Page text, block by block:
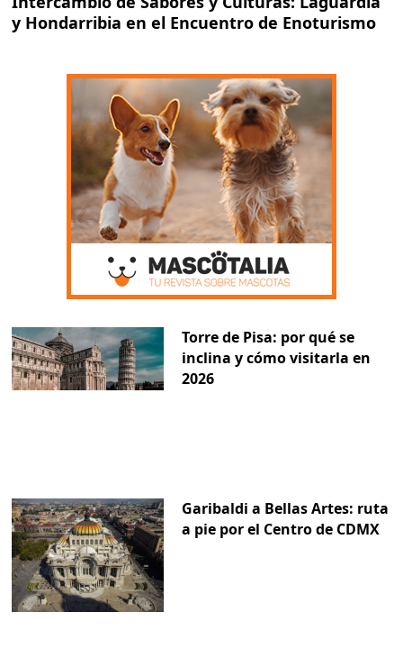
y Hondarribia en el Encuentro de Enoturismo
Torre de Pisa: por qué se
inclina y cómo visitarla en
2026
Garibaldi a Bellas Artes: ruta
a pie por el Centro de CDMX